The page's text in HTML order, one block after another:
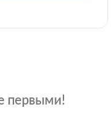
первыми!